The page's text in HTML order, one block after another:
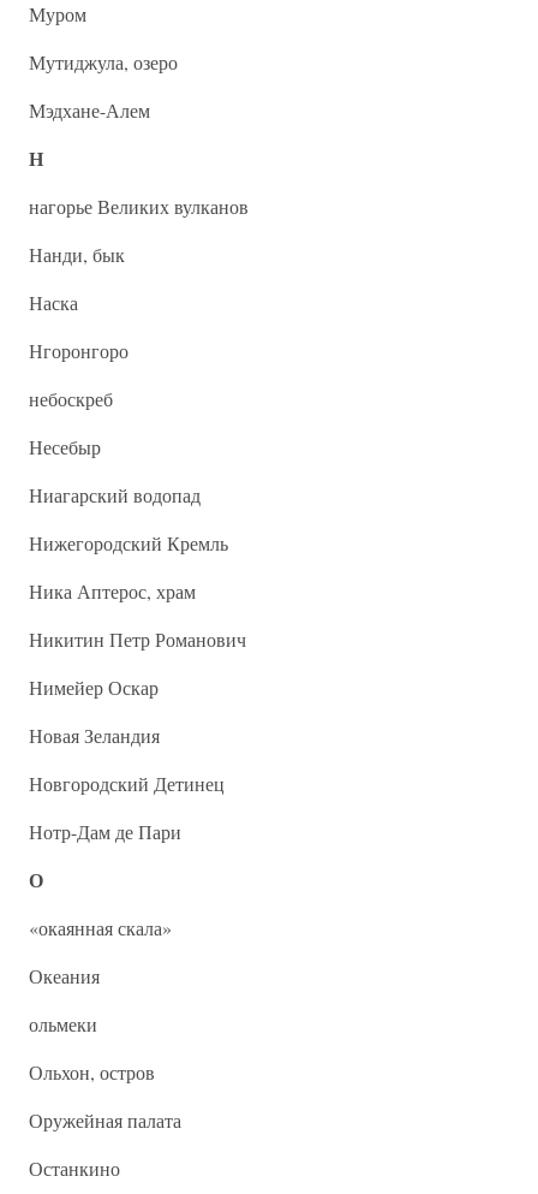
Муром
Мутиджула, озеро
Мэдхане-Алем
Н
нагорье Великих вулканов
Нанди, бык
Наска
Нгоронгоро
небоскреб
Несебыр
Ниагарский водопад
Нижегородский Кремль
Ника Аптерос, храм
Никитин Петр Романович
Нимейер Оскар
Новая Зеландия
Новгородский Детинец
Нотр-Дам де Пари
О
«окаянная скала»
Океания
ольмеки
Ольхон, остров
Оружейная палата
Останкино